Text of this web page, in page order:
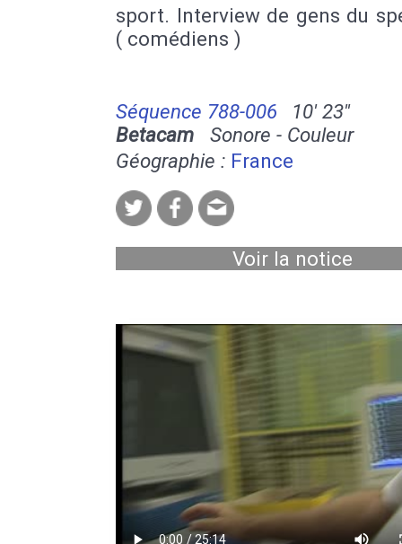
sport. Interview de gens du
( comédiens )
Séquence 788-006
10' 23''
Betacam Sonore - Couleur
Géographie : France
Voir la notice